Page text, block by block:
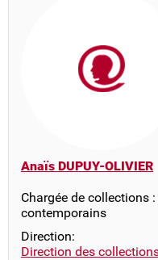
Anaïs DUPUY-OLIVIER
Chargée de collections
contemporains
Direction:
Direction des